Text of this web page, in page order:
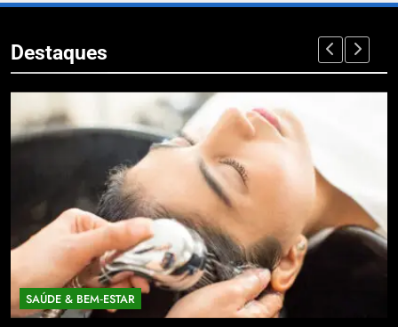
Destaques
SAÚDE & BEM‑ESTAR